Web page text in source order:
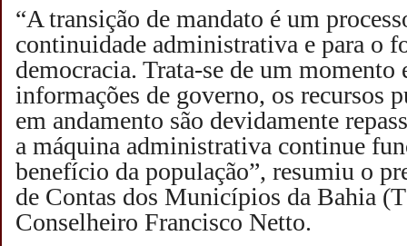
“A transição de mandato é um
continuidade administrativa e para o
democracia. Trata-se de um momento
informações de governo, os recursos
em andamento são devidamente
a máquina administrativa continue
benefício da população”, resumiu o
de Contas dos Municípios da Bahia
Conselheiro Francisco Netto.